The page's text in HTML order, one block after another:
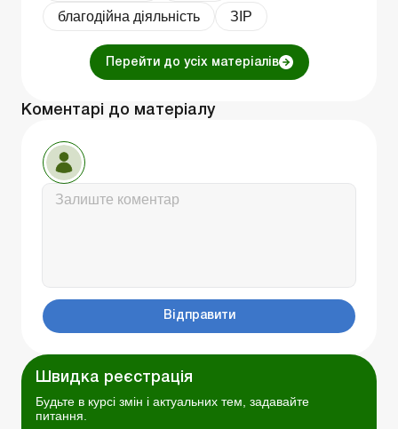
благодійна діяльність
ЗІР
Перейти до усіх матеріалів
Коментарі до матеріалу
Відправити
Швидка реєстрація
Будьте в курсі змін і актуальних тем, задавайте
питання.